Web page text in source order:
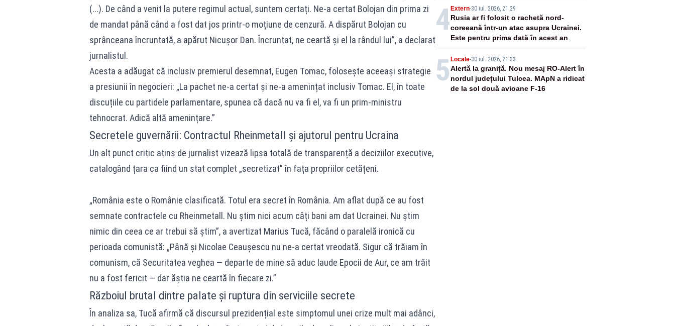
(...). De când a venit la putere regimul actual, suntem certați. Ne-a certat Bolojan din prima zi
de mandat până când a fost dat jos printr-o moțiune de cenzură. A dispărut Bolojan cu
sprânceana încruntată, a apărut Nicușor Dan. Încruntat, ne ceartă și el la rândul lui”, a declarat
jurnalistul.
Acesta a adăugat că inclusiv premierul desemnat, Eugen Tomac, folosește aceeași strategie
a presiunii în negocieri: „La pachet ne-a certat și ne-a amenințat inclusiv Tomac. El, în toate
discuțiile cu partidele parlamentare, spunea că dacă nu va fi el, va fi un prim-ministru
tehnocrat. Adică altă amenințare.”
Secretele guvernării: Contractul Rheinmetall și ajutorul pentru Ucraina
Un alt punct critic atins de jurnalist vizează lipsa totală de transparență a deciziilor executive,
catalogând țara ca fiind un stat complet „secretizat” în fața propriilor cetățeni.
„România este o Românie clasificată. Totul era secret în România. Am aflat după ce au fost
semnate contractele cu Rheinmetall. Nu știm nici acum câți bani am dat Ucrainei. Nu știm
nimic din ceea ce ar trebui să știm”, a avertizat Marius Tucă, făcând o paralelă ironică cu
perioada comunistă: „Până și Nicolae Ceaușescu nu ne-a certat vreodată. Sigur că trăiam în
comunism, că Securitatea veghea — departe de mine să aduc laude Epocii de Aur, ce am trăit
nu a fost fericit — dar ăștia ne ceartă în fiecare zi.”
Războiul brutal dintre palate și ruptura din serviciile secrete
În analiza sa, Tucă afirmă că discursul prezidențial este simptomul unei crize mult mai adânci,
4Extern-30 iul. 2026, 21:29
Rusia ar fi folosit o rachetă nord-
coreeană într-un atac asupra Ucrainei.
Este pentru prima dată în acest an
5 Locale-30 iul. 2026, 21:33
Alertă la graniță. Nou mesaj RO-Alert în
nordul județului Tulcea. MApN a ridicat
de la sol două avioane F-16